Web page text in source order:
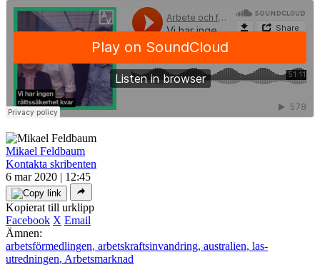
Mikael Feldbaum
Kontakta skribenten
6 mar 2020 | 12:45
Kopierat till urklipp
Facebook X Email
Ämnen:
arbetsförmedlingen, arbetskraftsinvandring, australien, las-
utredningen, Arbetsmarknad